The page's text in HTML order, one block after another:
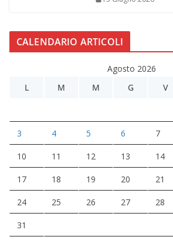
CALENDARIO ARTICOLI
Agosto 2026
L
M M G V
3 4 5 6 7
10 11 12 13 14
17 18 19 20 21
24 25 26 27 28
31